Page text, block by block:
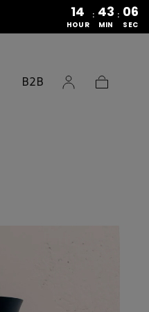
14
HOUR
: 43
MIN
: 05
SEC
B2B